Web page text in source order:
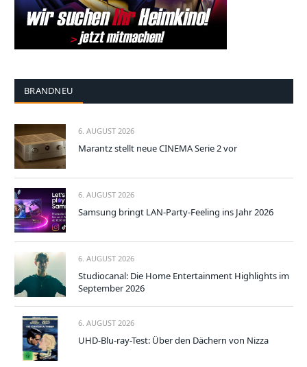
BRANDNEU
6. AUGUST 2026
Marantz stellt neue CINEMA Serie 2 vor
6. AUGUST 2026
Samsung bringt LAN-Party-Feeling ins Jahr 2026
6. AUGUST 2026
Studiocanal: Die Home Entertainment Highlights im
September 2026
6. AUGUST 2026
UHD-Blu-ray-Test: Über den Dächern von Nizza